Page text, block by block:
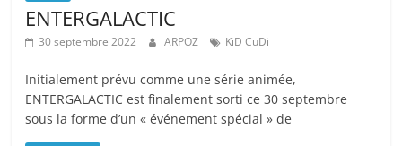
ENTERGALACTIC
30 septembre 2022 ARPOZ KiD CuDi
Initialement prévu comme une série animée,
ENTERGALACTIC est finalement sorti ce 30 septembre
sous la forme d’un « événement spécial » de